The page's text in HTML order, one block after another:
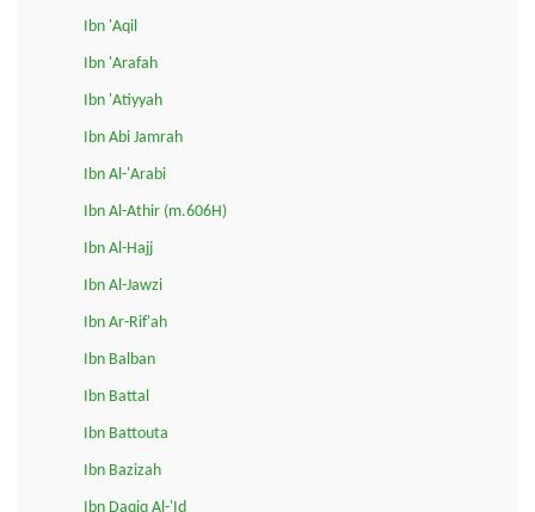
Ibn 'Aqil
Ibn 'Arafah
Ibn 'Atiyyah
Ibn Abi Jamrah
Ibn Al-'Arabi
Ibn Al-Athir (m.606H)
Ibn Al-Hajj
Ibn Al-Jawzi
Ibn Ar-Rif'ah
Ibn Balban
Ibn Battal
Ibn Battouta
Ibn Bazizah
Ibn Daqiq Al-'Id